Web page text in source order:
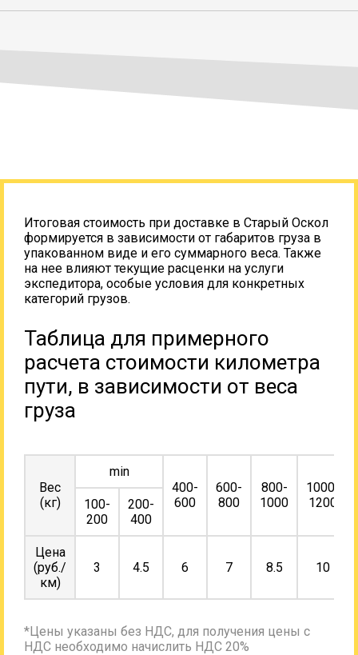
Итоговая стоимость при доставке в Старый Оскол
формируется в зависимости от габаритов груза в
упакованном виде и его суммарного веса. Также
на нее влияют текущие расценки на услуги
экспедитора, особые условия для конкретных
категорий грузов.
Таблица для примерного
расчета стоимости километра
пути, в зависимости от веса
груза
Вес
(кг)
min
400-
600
600-
800
800-
1000
1000-
1200
100-
200
200-
400
Цена
(руб./
км)
3 4.5 6 7 8.5 10
*Цены указаны без НДС, для получения цены с
НДС необходимо начислить НДС 20%